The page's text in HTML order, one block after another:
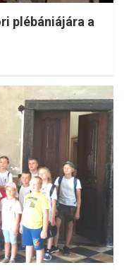
plébániájára a